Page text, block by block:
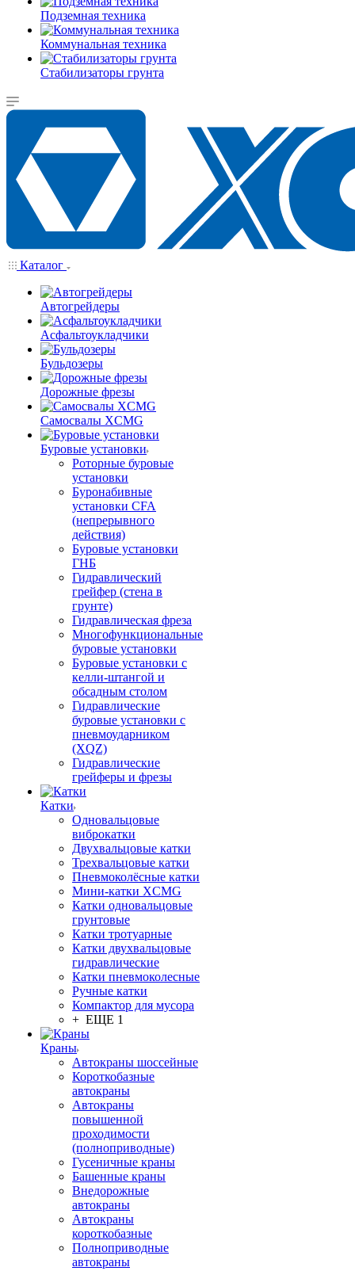
Подземная техника
Коммунальная техника
Стабилизаторы грунта
Каталог
Автогрейдеры
Асфальтоукладчики
Бульдозеры
Дорожные фрезы
Самосвалы XCMG
Буровые установки
Роторные буровые
установки
Буронабивные
установки CFA
(непрерывного
действия)
Буровые установки
ГНБ
Гидравлический
грейфер (стена в
грунте)
Гидравлическая фреза
Многофункциональные
буровые установки
Буровые установки с
келли-штангой и
обсадным столом
Гидравлические
буровые установки с
пневмоударником
(XQZ)
Гидравлические
грейферы и фрезы
Катки
Одновальцовые
виброкатки
Двухвальцовые катки
Трехвальцовые катки
Пневмоколёсные катки
Мини-катки XCMG
Катки одновальцовые
грунтовые
Катки тротуарные
Катки двухвальцовые
гидравлические
Катки пневмоколесные
Ручные катки
Компактор для мусора
+ ЕЩЕ 1
Краны
Автокраны шоссейные
Короткобазные
автокраны
Автокраны
повышенной
проходимости
(полноприводные)
Гусеничные краны
Башенные краны
Внедорожные
автокраны
Автокраны
короткобазные
Полноприводные
автокраны